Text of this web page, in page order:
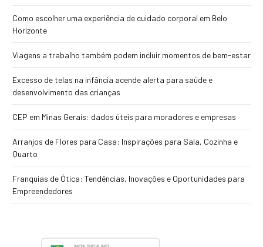
Como escolher uma experiência de cuidado corporal em Belo
Horizonte
Viagens a trabalho também podem incluir momentos de bem-estar
Excesso de telas na infância acende alerta para saúde e
desenvolvimento das crianças
CEP em Minas Gerais: dados úteis para moradores e empresas
Arranjos de Flores para Casa: Inspirações para Sala, Cozinha e
Quarto
Franquias de Ótica: Tendências, Inovações e Oportunidades para
Empreendedores